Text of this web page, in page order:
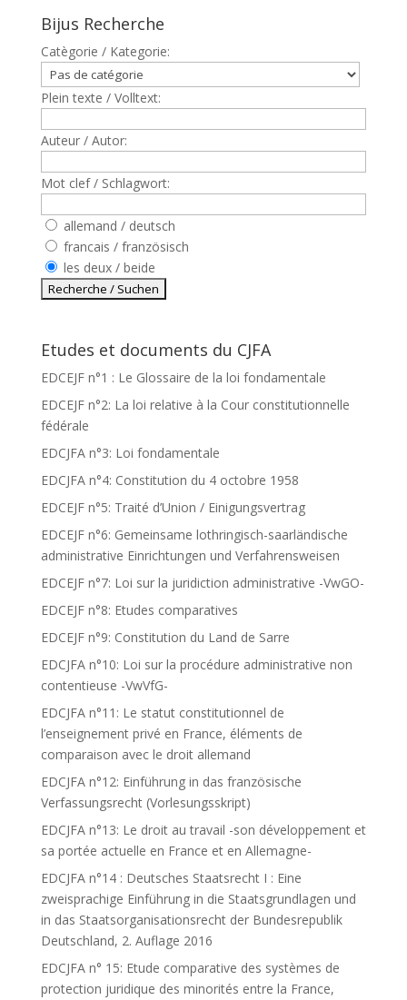
Bijus Recherche
Catègorie / Kategorie:
Plein texte / Volltext:
Auteur / Autor:
Mot clef / Schlagwort:
allemand / deutsch
francais / französisch
les deux / beide
Etudes et documents du CJFA
EDCEJF n°1 : Le Glossaire de la loi fondamentale
EDCEJF n°2: La loi relative à la Cour constitutionnelle
fédérale
EDCJFA n°3: Loi fondamentale
EDCJFA n°4: Constitution du 4 octobre 1958
EDCEJF n°5: Traité d’Union / Einigungsvertrag
EDCEJF n°6: Gemeinsame lothringisch-saarländische
administrative Einrichtungen und Verfahrensweisen
EDCEJF n°7: Loi sur la juridiction administrative -VwGO-
EDCEJF n°8: Etudes comparatives
EDCEJF n°9: Constitution du Land de Sarre
EDCJFA n°10: Loi sur la procédure administrative non
contentieuse -VwVfG-
EDCJFA n°11: Le statut constitutionnel de
l’enseignement privé en France, éléments de
comparaison avec le droit allemand
EDCJFA n°12: Einführung in das französische
Verfassungsrecht (Vorlesungsskript)
EDCJFA n°13: Le droit au travail -son développement et
sa portée actuelle en France et en Allemagne-
EDCJFA n°14 : Deutsches Staatsrecht I : Eine
zweisprachige Einführung in die Staatsgrundlagen und
in das Staatsorganisationsrecht der Bundesrepublik
Deutschland, 2. Auflage 2016
EDCJFA n° 15: Etude comparative des systèmes de
protection juridique des minorités entre la France,